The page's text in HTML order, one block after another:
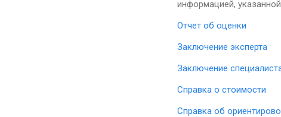
информацией,
Отчет об оценки
Заключение эксперта
Заключение
Справка о стоимости
Справка об